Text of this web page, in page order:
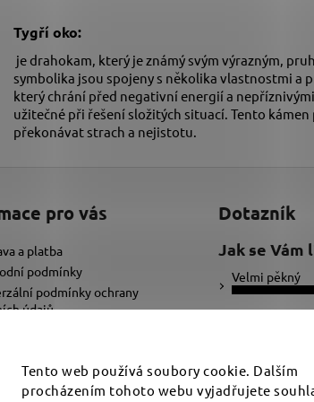
Tento web používá soubory cookie. Dalším
procházením tohoto webu vyjadřujete
Tygří oko:
je drahokam, který je známý svým výrazným,
symbolika jsou spojeny s několika vlastnostmi a
který chrání před negativní energií a
užitečné při řešení složitých situací. Tento
překonávat strach a nejistotu.
pro vás
a platba
podmínky
podmínky ochrany
údajů
text pro náramek
Dotazník
Jak se Vám
Velmi pěkný
Ujde to
Počet hlasů:34